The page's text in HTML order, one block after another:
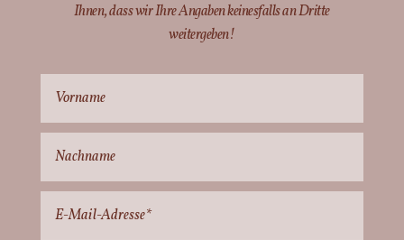
Ihnen, dass wir Ihre Angaben keinesfalls an Dritte
weitergeben!